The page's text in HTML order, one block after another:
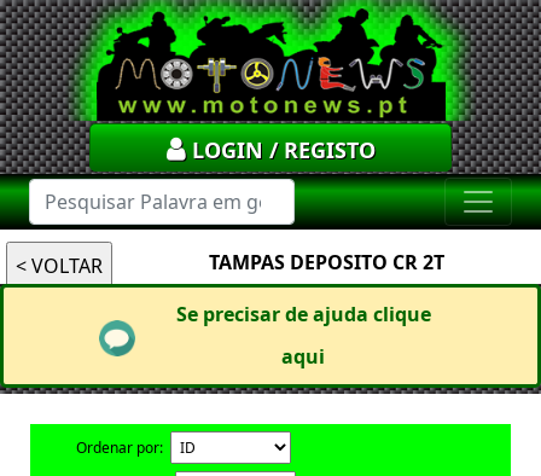
LOGIN / REGISTO
TAMPAS DEPOSITO CR 2T
Se precisar de ajuda clique
aqui
Ordenar por: